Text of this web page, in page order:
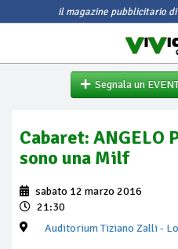
il magazine pubblicitario di
Segnala un
Cabaret: ANGELO
sono una Milf
sabato 12 marzo 2016
21:30
Auditorium Tiziano Zalli -